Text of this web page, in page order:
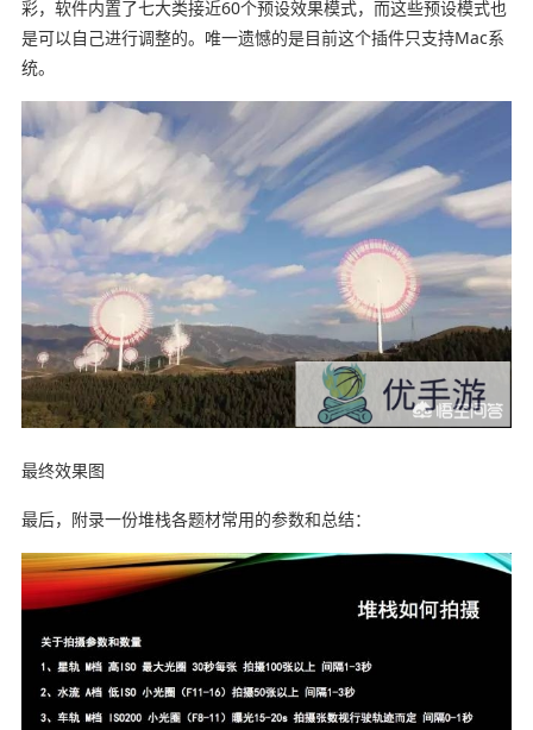
彩，软件内置了七大类接近60个预设效果模式，而这些预设模式也
是可以自己进行调整的。唯一遗憾的是目前这个插件只支持Mac系
统。
最终效果图
最后，附录一份堆栈各题材常用的参数和总结：